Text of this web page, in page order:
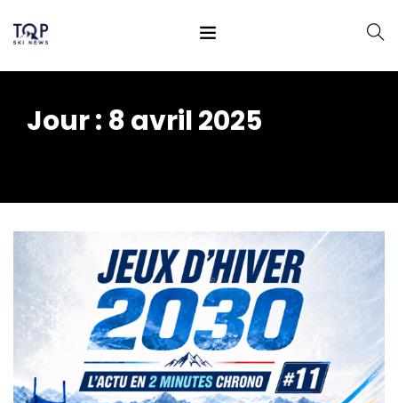
Jour : 8 avril 2025